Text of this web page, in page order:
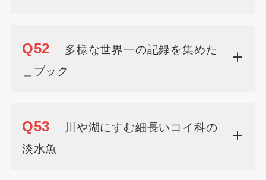
Q52
多様な世界一の記録を集めた
＿ブック
Q53
川や湖にすむ細長いコイ科の
淡水魚